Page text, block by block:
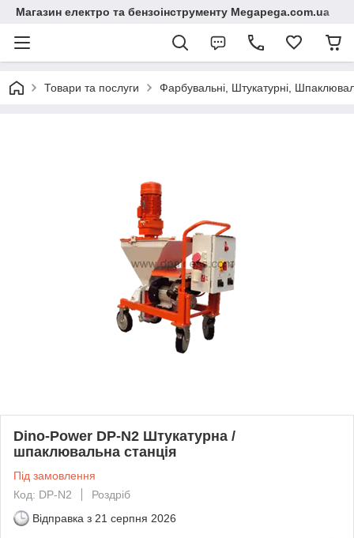
Магазин електро та бензоінструменту Megapega.com.ua
Товари та послуги Фарбувальні, Штукатурні,
Dino-Power DP-N2 Штукатурна /
шпаклювальна станція
Під замовлення
Код: DP-N2
Роздріб
Відправка з 21 серпня 2026